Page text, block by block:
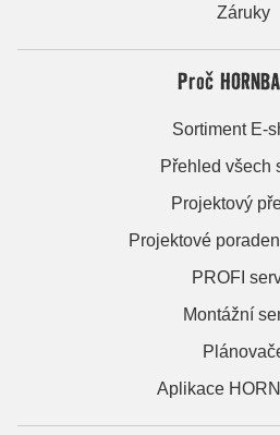
Záruky
Proč
Sortiment E-
Přehled všech
Projektový
Projektové
PROFI
Montážní
Aplikace